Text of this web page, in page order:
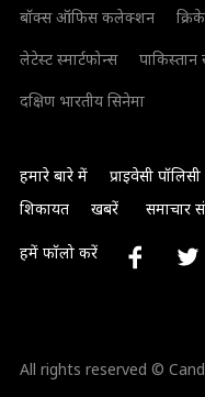
बॉक्स ऑफिस कलेक्शन
लेटेस्ट स्मार्टफोन्स
पाकिस्तान
दक्षिण भारतीय सिनेमा
हमारे बारे में प्राइवेसी पॉलिसी
शिकायत
खबरें समाचार
हमें फॉलो करें
All rights reserved ©